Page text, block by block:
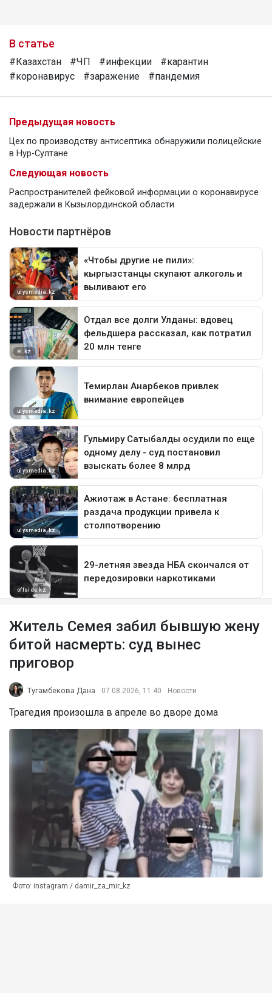
В статье
#Казахстан #ЧП #инфекции
#карантин
#коронавирус
#заражение #пандемия
Предыдущая новость
Цех по производству антисептика обнаружили полицейские
в Нур-Султане
Следующая новость
Распространителей фейковой информации о коронавирусе
задержали в Кызылординской области
Житель Семея забил бывшую жену
битой насмерть: суд вынес
приговор
Тугамбекова Дана 07.08.2026, 11:40 Новости
Трагедия произошла в апреле во дворе дома
Фото: instagram / damir_za_mir_kz